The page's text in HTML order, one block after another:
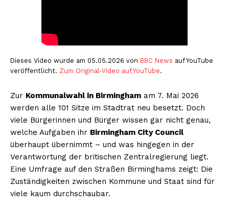
Dieses Video wurde am 05.05.2026 von BBC News auf YouTube
veröffentlicht. Zum Original-Video auf YouTube.
Zur Kommunalwahl in Birmingham am 7. Mai 2026
werden alle 101 Sitze im Stadtrat neu besetzt. Doch
viele Bürgerinnen und Bürger wissen gar nicht genau,
welche Aufgaben ihr Birmingham City Council
überhaupt übernimmt – und was hingegen in der
Verantwortung der britischen Zentralregierung liegt.
Eine Umfrage auf den Straßen Birminghams zeigt: Die
Zuständigkeiten zwischen Kommune und Staat sind für
viele kaum durchschaubar.